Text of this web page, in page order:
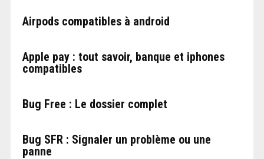
Airpods compatibles à android
Apple pay : tout savoir, banque et iphones
compatibles
Bug Free : Le dossier complet
Bug SFR : Signaler un problème ou une
panne